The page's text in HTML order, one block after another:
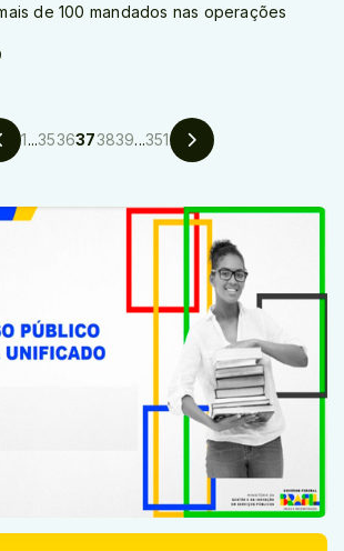
de 100 mandados nas operações
1...3536373839...351